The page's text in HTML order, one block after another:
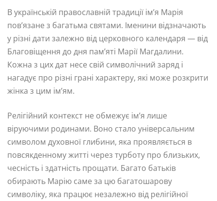
В українській православній традиції ім’я Марія
пов’язане з багатьма святами. Іменини відзначають
у різні дати залежно від церковного календаря — від
Благовіщення до дня пам’яті Марії Магдалини.
Кожна з цих дат несе свій символічний заряд і
нагадує про різні грані характеру, які може розкрити
жінка з цим ім’ям.
Релігійний контекст не обмежує ім’я лише
віруючими родинами. Воно стало універсальним
символом духовної глибини, яка проявляється в
повсякденному житті через турботу про близьких,
чесність і здатність прощати. Багато батьків
обирають Марію саме за цю багатошарову
символіку, яка працює незалежно від релігійної